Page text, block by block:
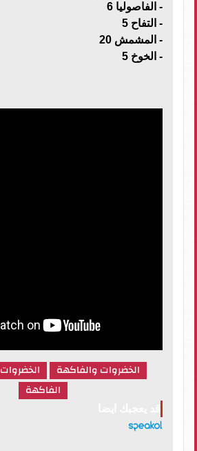
- الفاصوليا 6
- التفاح 5
- المشمش 20
- الخوخ 5
الخضروات والفاكهة الخضروات
الفاكهة